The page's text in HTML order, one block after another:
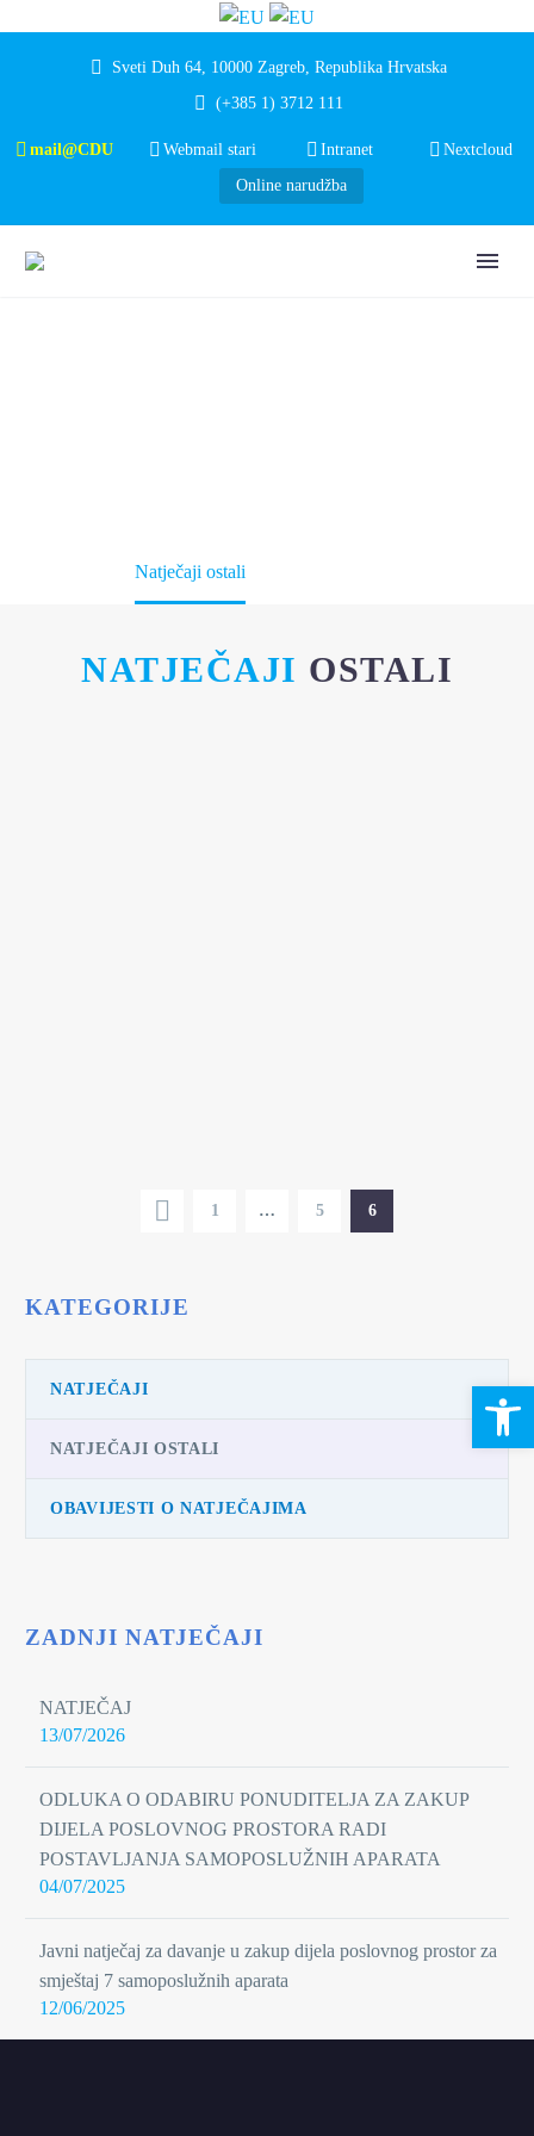
Sveti Duh 64, 10000 Zagreb, Republika Hrvatska
(+385 1) 3712 111
mail@CDU Webmail stari Intranet
Nextcloud
Online narudžba
Natječaji ostali
NATJEČAJI OSTALI
1 … 5 6
KATEGORIJE
NATJEČAJI
NATJEČAJI OSTALI
OBAVIJESTI O NATJEČAJIMA
ZADNJI NATJEČAJI
NATJEČAJ
13/07/2026
ODLUKA O ODABIRU PONUDITELJA ZA ZAKUP
DIJELA POSLOVNOG PROSTORA RADI
POSTAVLJANJA SAMOPOSLUŽNIH APARATA
04/07/2025
Javni natječaj za davanje u zakup dijela poslovnog prostor za
smještaj 7 samoposlužnih aparata
12/06/2025